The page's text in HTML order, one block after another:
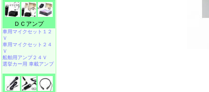
ＤＣアンプ
車用マイクセット１２
Ｖ
車用マイクセット２４
Ｖ
船舶用アンプ２４Ｖ
選挙カー用 車載アンプ